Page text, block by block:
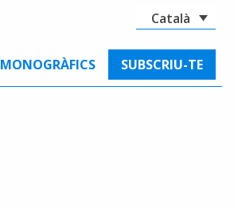
Català
MONOGRÀFICS SUBSCRIU-TE